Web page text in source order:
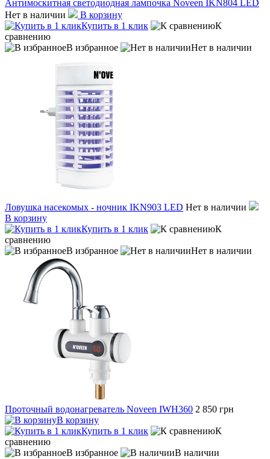
Антимоскитная светодиодная лампочка Noveen IKN804 LED
Нет в наличии
В корзину
Купить в 1 клик
К
сравнению
В избранное
Нет в наличии
Ловушка насекомых - ночник IKN903 LED Нет в наличии
В корзину
Купить в 1 клик
К
сравнению
В избранное
Нет в наличии
Проточный водонагреватель Noveen IWH360 2 850 грн
В корзину
Купить в 1 клик
К
сравнению
В избранное
В наличии